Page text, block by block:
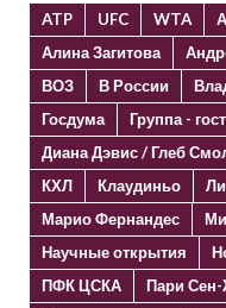
ATP UFC WTA
Алина Загитова
ВОЗ
В России
Госдума
Группа -
Диана Дэвис / Глеб
КХЛ
Клаудиньо
Марио Фернандес
Научные открытия
ПФК ЦСКА
Пари